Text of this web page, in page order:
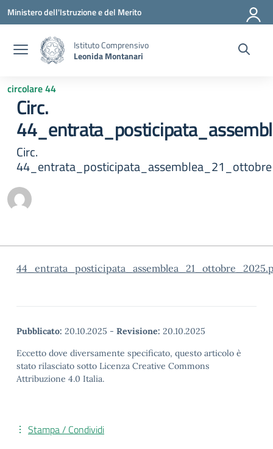
Vai ai contenuti
Vai al menu di navigazione
Vai al footer
Ministero dell'Istruzione e del Merito
Istituto Comprensivo
Leonida Montanari
circolare 44
Circ.
Circ.
Pubblicato: 20.10.2025 - Revisione: 20.10.2025
Eccetto dove diversamente specificato, questo articolo è
stato rilasciato sotto Licenza Creative Commons
Attribuzione 4.0 Italia.
Stampa / Condividi